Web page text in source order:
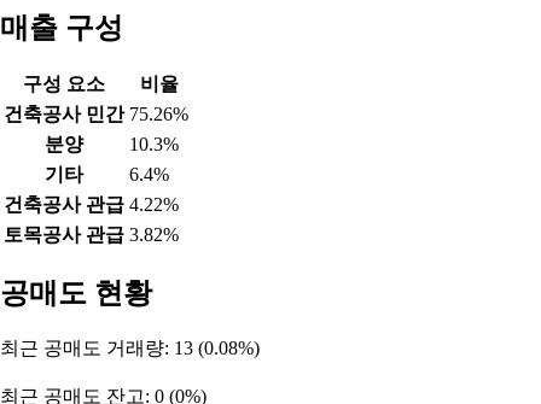
2026-07-16 4,505
2026-07-15
3,544
2026-07-13 3,686 -1,991
2026-07-10 -1,572 244
2026-07-09
1,519 -51
2026-07-08
-2,845 279
자산 비율
자산총계 부채비율
733,364,847,912 40.78%
매출 구성